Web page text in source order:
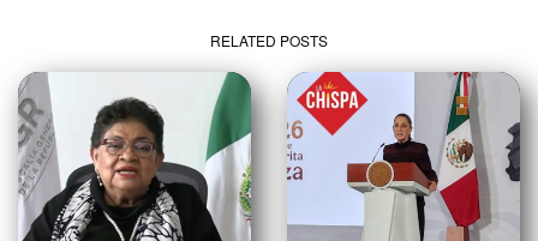
RELATED POSTS